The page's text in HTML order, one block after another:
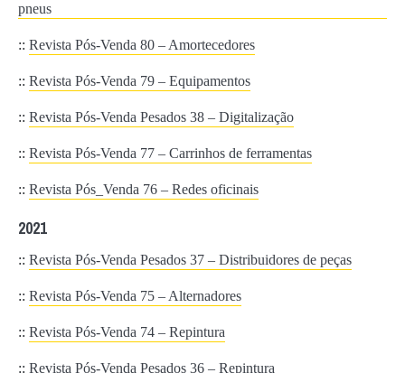
pneus
:: Revista Pós-Venda 80 – Amortecedores
:: Revista Pós-Venda 79 – Equipamentos
:: Revista Pós-Venda Pesados 38 – Digitalização
:: Revista Pós-Venda 77 – Carrinhos de ferramentas
:: Revista Pós_Venda 76 – Redes oficinais
2021
:: Revista Pós-Venda Pesados 37 – Distribuidores de peças
:: Revista Pós-Venda 75 – Alternadores
:: Revista Pós-Venda 74 – Repintura
:: Revista Pós-Venda Pesados 36 – Repintura